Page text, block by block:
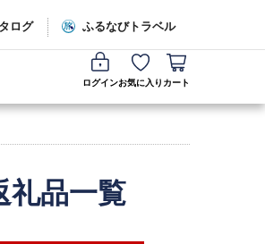
ログ ふるなびトラベル
ログインお気に入り カート
礼品一覧